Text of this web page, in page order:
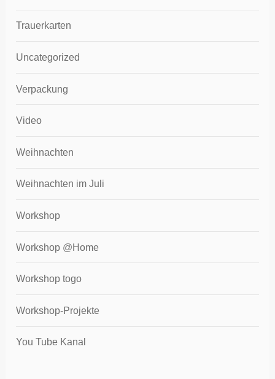
Trauerkarten
Uncategorized
Verpackung
Video
Weihnachten
Weihnachten im Juli
Workshop
Workshop @Home
Workshop togo
Workshop-Projekte
You Tube Kanal